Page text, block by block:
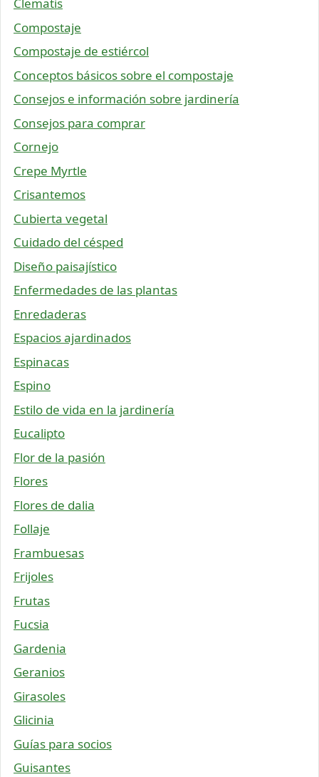
Clematis
Compostaje
Compostaje de estiércol
Conceptos básicos sobre el compostaje
Consejos e información sobre jardinería
Consejos para comprar
Cornejo
Crepe Myrtle
Crisantemos
Cubierta vegetal
Cuidado del césped
Diseño paisajístico
Enfermedades de las plantas
Enredaderas
Espacios ajardinados
Espinacas
Espino
Estilo de vida en la jardinería
Eucalipto
Flor de la pasión
Flores
Flores de dalia
Follaje
Frambuesas
Frijoles
Frutas
Fucsia
Gardenia
Geranios
Girasoles
Glicinia
Guías para socios
Guisantes